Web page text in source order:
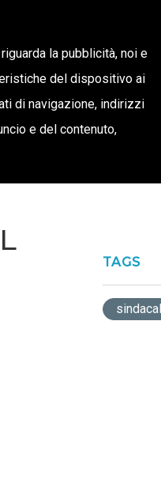
DI VALORE
TAGS
la pubblicità, noi e
del dispositivo ai
di navigazione, indirizzi
e del contenuto,